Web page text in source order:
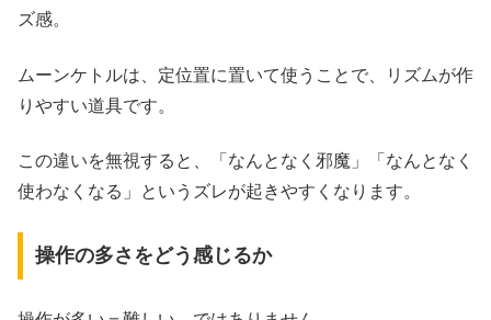
ズ感。
ムーンケトルは、定位置に置いて使うことで、リズムが作
りやすい道具です。
この違いを無視すると、「なんとなく邪魔」「なんとなく
使わなくなる」というズレが起きやすくなります。
操作の多さをどう感じるか